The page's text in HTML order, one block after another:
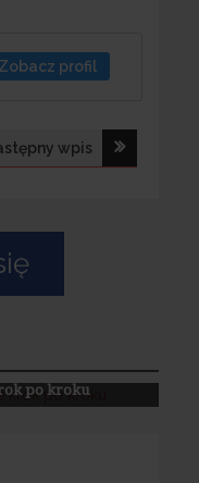
Zobacz profil
wpis
po kroku